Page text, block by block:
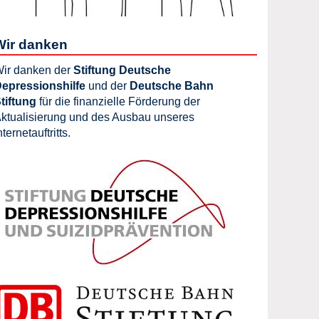
danken
danken der Stiftung Deutsche
und der Deutsche Bahn
für die finanzielle Förderung der
und des Ausbau unseres